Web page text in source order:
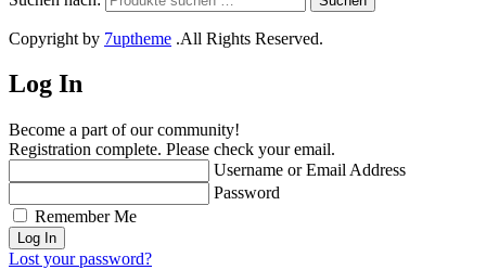
Copyright by 7uptheme .All Rights Reserved.
Log In
Become a part of our community!
Registration complete. Please check your email.
Username or Email Address
Password
Remember Me
Lost your password?